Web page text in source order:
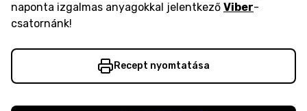
naponta izgalmas anyagokkal jelentkező Viber-
csatornánk!
Recept nyomtatása